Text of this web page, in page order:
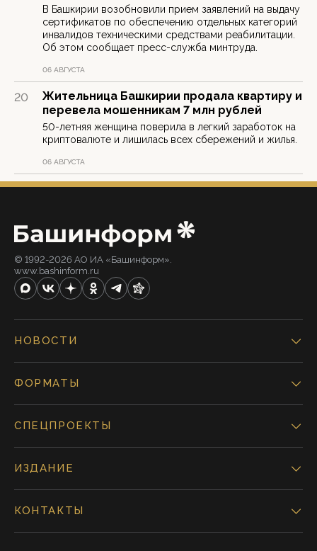
В Башкирии возобновили прием заявлений на выдачу
сертификатов по обеспечению отдельных категорий
инвалидов техническими средствами реабилитации.
Об этом сообщает пресс-служба минтруда.
06 АВГУСТА
20
Жительница Башкирии продала квартиру и
перевела мошенникам 7 млн рублей
50-летняя женщина поверила в легкий заработок на
криптовалюте и лишилась всех сбережений и жилья.
06 АВГУСТА
© 1992-2026 АО ИА «Башинформ».
www.bashinform.ru
НОВОСТИ
ФОРМАТЫ
СПЕЦПРОЕКТЫ
ИЗДАНИЕ
КОНТАКТЫ